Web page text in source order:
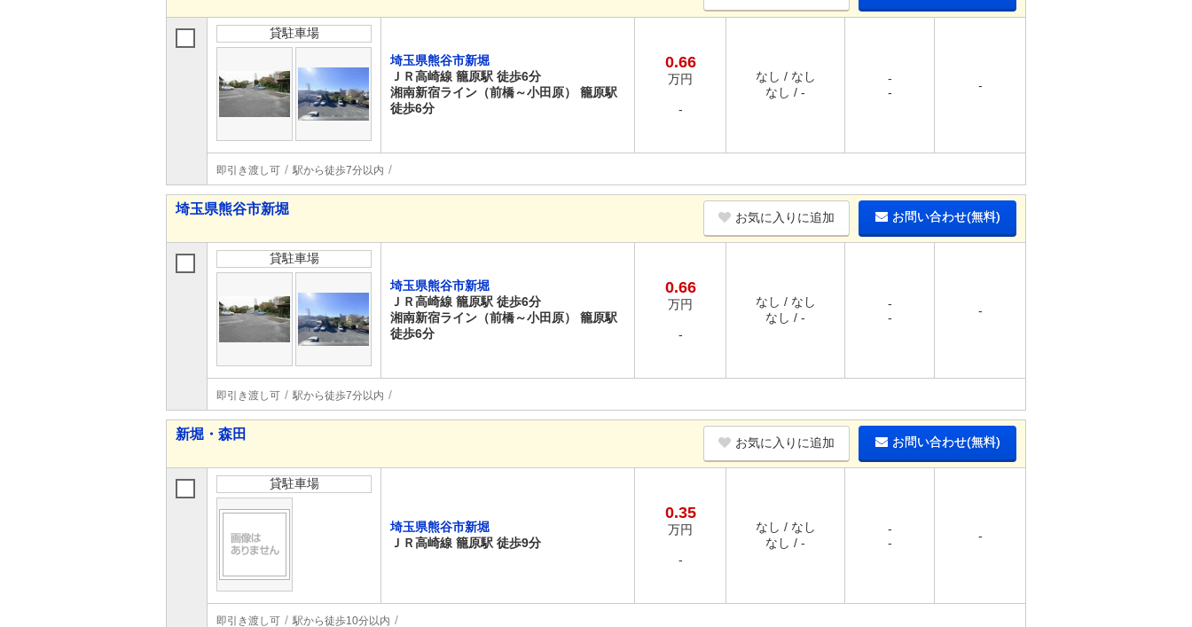
貸駐車場
埼玉県熊谷市新堀
ＪＲ高崎線 籠原駅 徒歩6分
湘南新宿ライン（前橋～小田原） 籠原駅
徒歩6分
0.66
万円
-
なし / なし
なし / -
-
-
-
即引き渡し可 駅から徒歩7分以内
埼玉県熊谷市新堀
お気に入りに追加 お問い合わせ(無料)
貸駐車場
埼玉県熊谷市新堀
ＪＲ高崎線 籠原駅 徒歩6分
湘南新宿ライン（前橋～小田原） 籠原駅
徒歩6分
0.66
万円
-
なし / なし
なし / -
-
-
-
即引き渡し可 駅から徒歩7分以内
新堀・森田
お気に入りに追加 お問い合わせ(無料)
貸駐車場
埼玉県熊谷市新堀
ＪＲ高崎線 籠原駅 徒歩9分
0.35
万円
-
なし / なし
なし / -
-
-
-
即引き渡し可 駅から徒歩10分以内